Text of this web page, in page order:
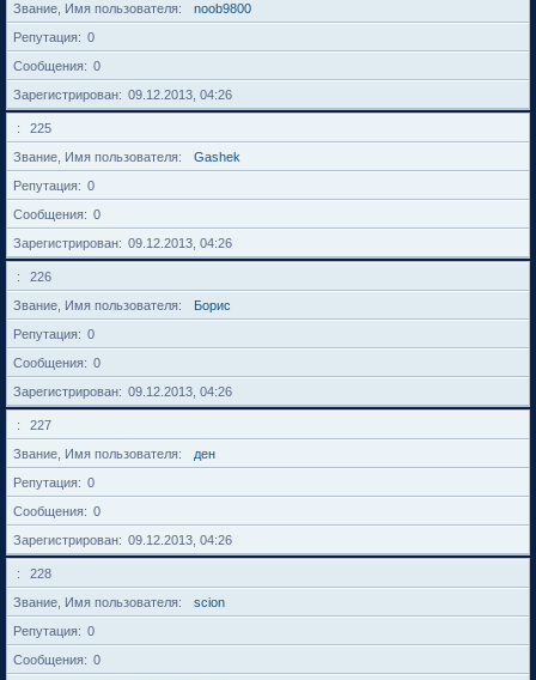
Звание, Имя пользователя
noob9800
Репутация
0
Сообщения
0
Зарегистрирован
09.12.2013, 04:26
225
Звание, Имя пользователя
Gashek
Репутация
0
Сообщения
0
Зарегистрирован
09.12.2013, 04:26
226
Звание, Имя пользователя
Борис
Репутация
0
Сообщения
0
Зарегистрирован
09.12.2013, 04:26
227
Звание, Имя пользователя
ден
Репутация
0
Сообщения
0
Зарегистрирован
09.12.2013, 04:26
228
Звание, Имя пользователя
scion
Репутация
0
Сообщения
0